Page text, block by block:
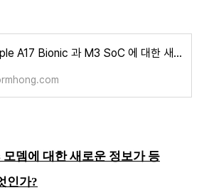
Apple A17 Bionic 과 M3 SoC 에 대한 새로운 정보가 나타났다?
모뎀에 대한 새로운 정보가 등
인가?